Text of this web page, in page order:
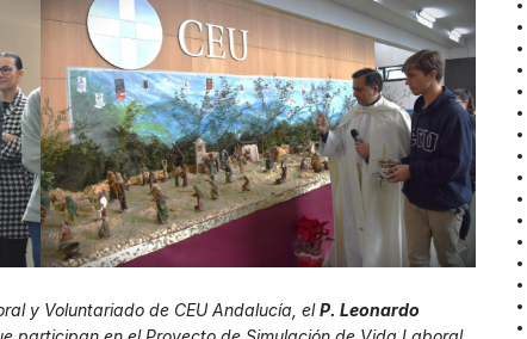
y Voluntariado de CEU Andalucía, elP. Leonardo